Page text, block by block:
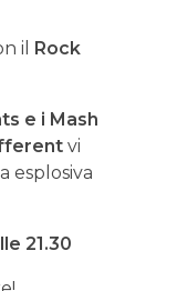
il Rock
e i Mash
vi
esplosiva
21.30